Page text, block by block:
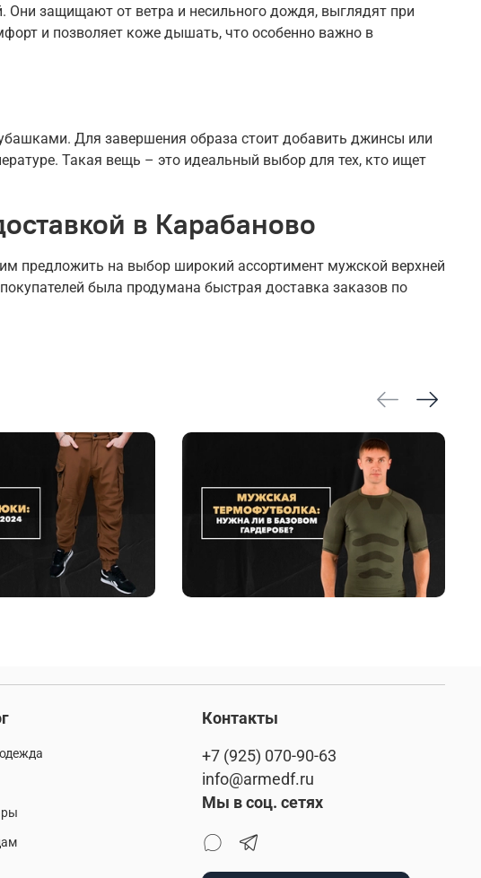
защищают от ветра и несильного дождя, выглядят при
и позволяет коже дышать, что особенно важно в
Для завершения образа стоит добавить джинсы или
Такая вещь – это идеальный выбор для тех, кто ищет
в Карабаново
предложить на выбор широкий ассортимент мужской верхней
была продумана быстрая доставка заказов по
Контакты
+7 (925) 070-90-63
info@armedf.ru
Мы в соц. сетях